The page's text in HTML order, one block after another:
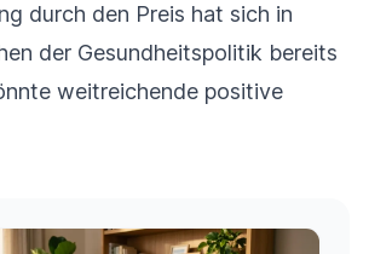
durch den Preis hat sich in
der Gesundheitspolitik bereits
weitreichende positive